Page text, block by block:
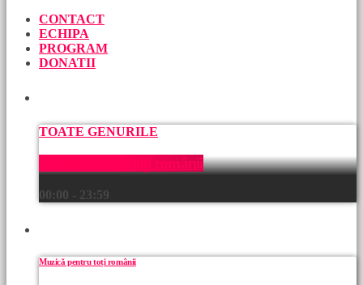
CONTACT
ECHIPA
PROGRAM
DONATII
TOATE GENURILE
Muzică pentru toți românii
00:00 - 23:59
Muzică pentru toți românii